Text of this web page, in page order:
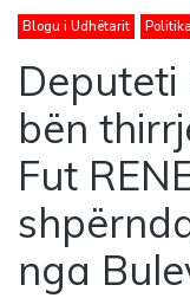
Blogu i Udhëtarit Politika
Deputeti
bën
Fut
nga